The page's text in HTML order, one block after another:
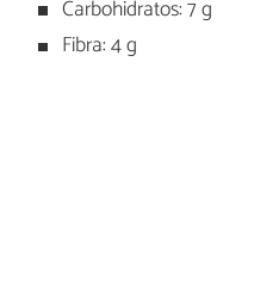
Carbohidratos: 7 g
Fibra: 4 g